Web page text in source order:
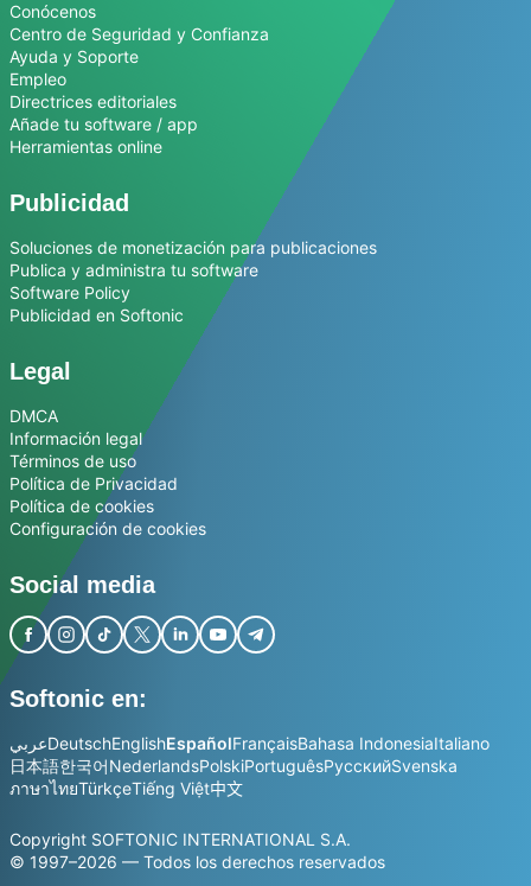
Conócenos
Centro de Seguridad y Confianza
Ayuda y Soporte
Empleo
Directrices editoriales
Añade tu software / app
Herramientas online
Publicidad
Soluciones de monetización para publicaciones
Publica y administra tu software
Software Policy
Publicidad en Softonic
Legal
DMCA
Información legal
Términos de uso
Política de Privacidad
Política de cookies
Configuración de cookies
Social media
Softonic en:
عربيDeutschEnglishEspañolFrançaisBahasa IndonesiaItaliano
日本語한국어NederlandsPolskiPortuguêsРусскийSvenska
ภาษาไทยTürkçeTiếng Việt中文
Copyright SOFTONIC INTERNATIONAL S.A.
© 1997–2026 — Todos los derechos reservados